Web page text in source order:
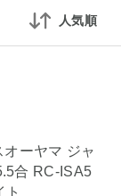
人気順